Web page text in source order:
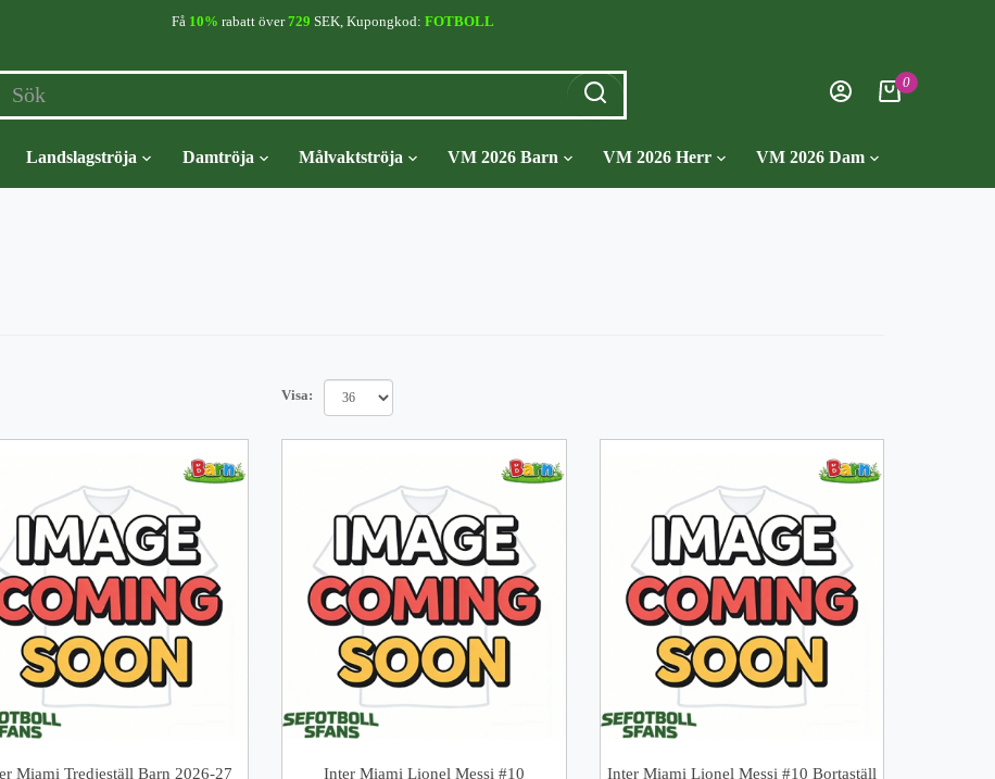
Få 10% rabatt över729 SEK, Kupongkod: FOTBOLL
0
Landslagströja Damtröja Målvaktströja VM 2026 Barn VM 2026 Herr VM 2026 Dam
Visa:
Miami Tredjeställ Barn 2026-27
Inter Miami Lionel Messi #10
Inter Miami Lionel Messi #10 Bortaställ